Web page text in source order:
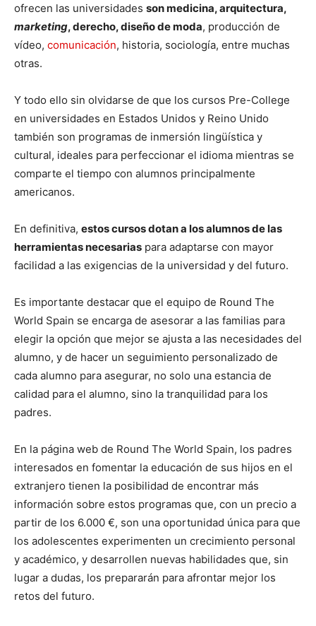
ofrecen las universidades son medicina, arquitectura,
marketing, derecho, diseño de moda, producción de
vídeo, comunicación, historia, sociología, entre muchas
otras.
Y todo ello sin olvidarse de que los cursos Pre-College
en universidades en Estados Unidos y Reino Unido
también son programas de inmersión lingüística y
cultural, ideales para perfeccionar el idioma mientras se
comparte el tiempo con alumnos principalmente
americanos.
En definitiva, estos cursos dotan a los alumnos de las
herramientas necesarias para adaptarse con mayor
facilidad a las exigencias de la universidad y del futuro.
Es importante destacar que el equipo de Round The
World Spain se encarga de asesorar a las familias para
elegir la opción que mejor se ajusta a las necesidades del
alumno, y de hacer un seguimiento personalizado de
cada alumno para asegurar, no solo una estancia de
calidad para el alumno, sino la tranquilidad para los
padres.
En la página web de Round The World Spain, los padres
interesados en fomentar la educación de sus hijos en el
extranjero tienen la posibilidad de encontrar más
información sobre estos programas que, con un precio a
partir de los 6.000 €, son una oportunidad única para que
los adolescentes experimenten un crecimiento personal
y académico, y desarrollen nuevas habilidades que, sin
lugar a dudas, los prepararán para afrontar mejor los
retos del futuro.